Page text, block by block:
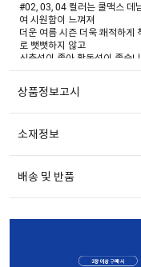
#02, 03, 04 컬러는 쿨맥스 데
여 시원함이 느껴져
더운 여름 시즌 더욱 쾌적하게
로 뻣뻣하지 않고
신축성이 좋아 활동성이 좋습
시즌 적합한 원단을 사용했습
*핸드 브러쉬 작업은 기계작업
*반드시 미지근한 물에 뒤집어
상품정보고시
소재정보
배송 및 반품